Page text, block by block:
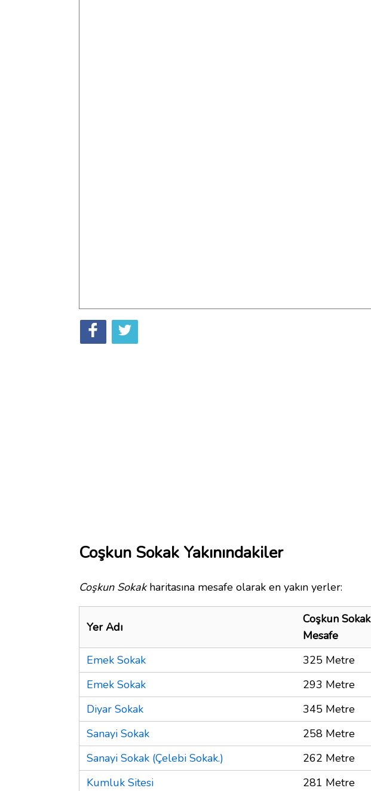
Coşkun Sokak Yakınındakiler
Coşkun Sokakharitasına mesafe olarak en yakın yerler:
Yer Adı
Coşkun Sokak
Mesafe
Emek Sokak
325 Metre
Emek Sokak
293 Metre
Diyar Sokak
345 Metre
Sanayi Sokak
258 Metre
Sanayi Sokak (Çelebi Sokak.)
262 Metre
Kumluk Sitesi
281 Metre